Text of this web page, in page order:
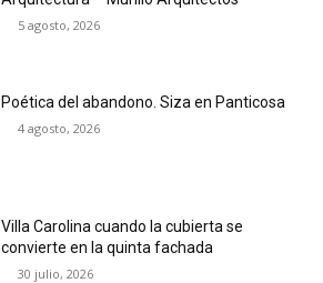
5 agosto, 2026
Poética del abandono. Siza en Panticosa
4 agosto, 2026
Villa Carolina cuando la cubierta se
convierte en la quinta fachada
30 julio, 2026